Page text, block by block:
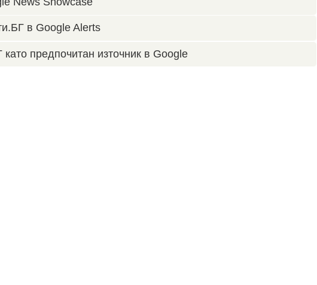
в Google Alerts
предпочитан източник в Google